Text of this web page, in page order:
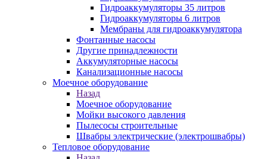
Гидроаккумуляторы 35 литров
Гидроаккумуляторы 6 литров
Мембраны для гидроаккумулятора
Фонтанные насосы
Другие принадлежности
Аккумуляторные насосы
Канализационные насосы
Моечное оборудование
Назад
Моечное оборудование
Мойки высокого давления
Пылесосы строительные
Швабры электрические (электрошвабры)
Тепловое оборудование